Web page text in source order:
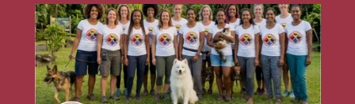
Lire la suite